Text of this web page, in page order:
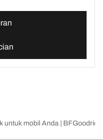
untuk mobil Anda |